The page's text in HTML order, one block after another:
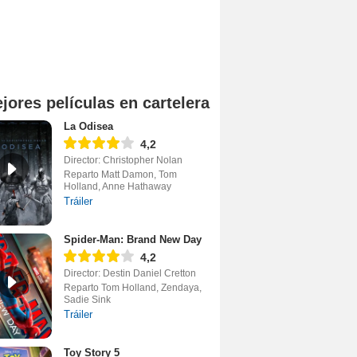
películas en cartelera
La Odisea
4,2
Director: Christopher Nolan
Reparto Matt Damon, Tom
Holland, Anne Hathaway
Tráiler
Spider-Man: Brand New Day
4,2
Director: Destin Daniel Cretton
Reparto Tom Holland, Zendaya,
Sadie Sink
Tráiler
Toy Story 5